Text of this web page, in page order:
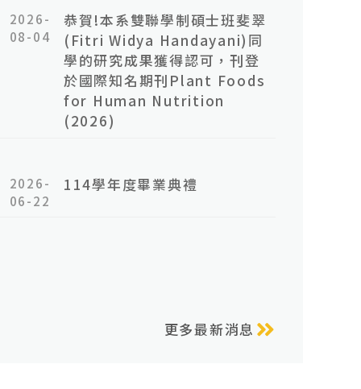
2026-
08-04
恭賀!本系雙聯學制碩士班斐翠
(Fitri Widya Handayani)同
學的研究成果獲得認可，刊登
於國際知名期刊Plant Foods
for Human Nutrition
(2026)
2026-
06-22
114學年度畢業典禮
更多最新消息